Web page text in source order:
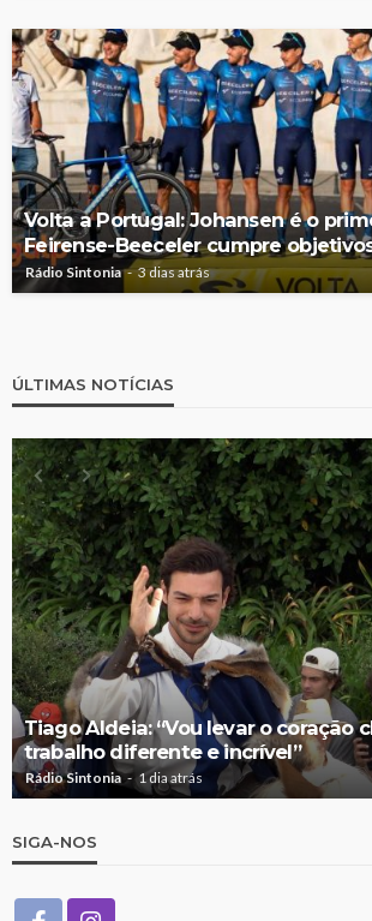
Volta a Portugal: Johansen é o
Feirense-Beeceler cumpre
Rádio Sintonia 3 dias atrás
ÚLTIMAS NOTÍCIAS
Tiago Aldeia: “Vou levar o coração
trabalho diferente e incrível”
Rádio Sintonia 1 dia atrás
SIGA-NOS